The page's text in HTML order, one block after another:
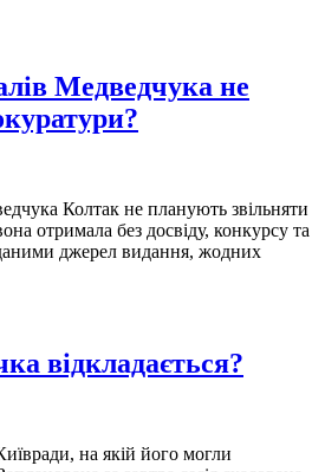
Медведчука не
Колтак не планують звільняти
отримала без досвіду, конкурсу та
джерел видання, жодних
відкладається?
на якій його могли